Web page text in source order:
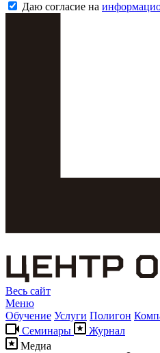
Даю согласие на
Весь сайт
Меню
Обучение Услуги Полигон
Семинары
Журнал
Медиа